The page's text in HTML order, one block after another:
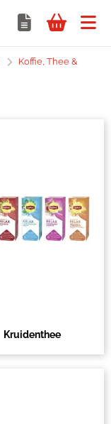
Koffie, Thee &
Kruidenthee